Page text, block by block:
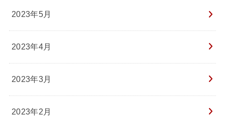
2023年5月
2023年4月
2023年3月
2023年2月